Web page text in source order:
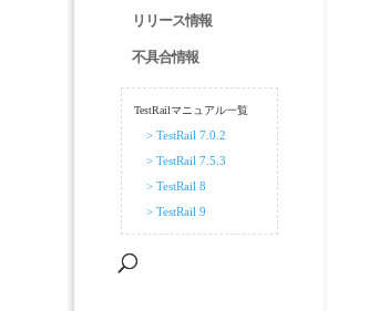
リリース情報
不具合情報
TestRailマニュアル一覧
> TestRail 7.0.2
> TestRail 7.5.3
> TestRail 8
> TestRail 9